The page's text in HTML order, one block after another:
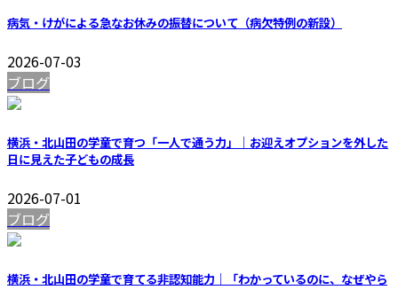
病気・けがによる急なお休みの振替について（病欠特例の新設）
2026-07-03
ブログ
横浜・北山田の学童で育つ「一人で通う力」｜お迎えオプションを外した
日に見えた子どもの成長
2026-07-01
ブログ
横浜・北山田の学童で育てる非認知能力｜「わかっているのに、なぜやら